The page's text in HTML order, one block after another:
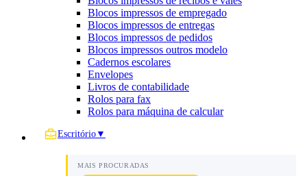
Blocos impressos de empregado
Blocos impressos de entregas
Blocos impressos de pedidos
Blocos impressos outros modelo
Cadernos escolares
Envelopes
Livros de contabilidade
Rolos para fax
Rolos para máquina de calcular
Escritório ▼
MAIS PROCURADAS